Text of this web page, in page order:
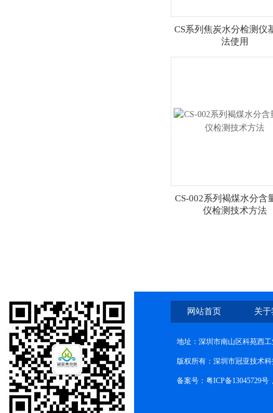
CS系列焦炭水分检测仪
法使用
CS-002系列褐煤水分含
仪检测技术方法
网站首页 关
地址：深圳市南山区科苑西
版权所有：深圳市冠亚技术
备案号： 粤ICP备13045729号